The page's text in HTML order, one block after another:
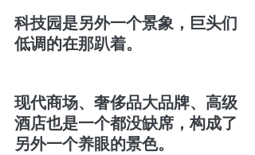
科技园是另外一个景象，巨头们
低调的在那趴着。
现代商场、奢侈品大品牌、高级
酒店也是一个都没缺席，构成了
另外一个养眼的景色。